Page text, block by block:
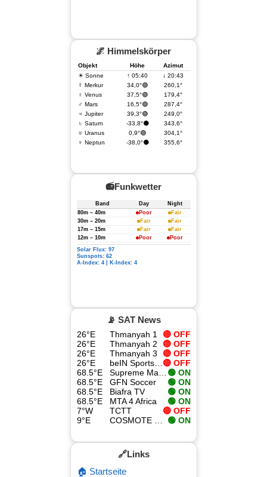
🌌 Himmelskörper
Objekt Höhe
Azimut
☀ Sonne
↑ 05:40
↓ 20:43
☿ Merkur
34,0°🟢
260,1°
♀ Venus
37,5°🟢
179,4°
♂ Mars
16,5°🟢
287,4°
♃ Jupiter
39,3°🟢
249,0°
♄ Saturn
-33,8°⚫
343,6°
♅ Uranus
0,9°🟢
304,1°
♆ Neptun
-38,0°⚫ 355,6°
📻Funkwetter
Band Day
Night
80m – 40m
Poor
Fair
30m – 20m
Fair
Fair
17m – 15m
Fair
Fair
12m – 10m
Poor
Poor
Solar Flux: 97
Sunspots: 62
A-Index: 4 | K-Index: 4
📡 SAT News
26°E Thmanyah 1
🔴 OFF
26°E
Thmanyah 2
🔴 OFF
26°E
Thmanyah 3
🔴 OFF
26°E
beIN Sports 4K 🔴 OFF
68.5°E
🟢 ON
68.5°E
GFN Soccer
🟢 ON
68.5°E
Biafra TV
🟢 ON
68.5°E
MTA 4 Africa
🟢 ON
7°W
TCTT
🔴 OFF
9°E
🟢 ON
🔗Links
🏠 Startseite